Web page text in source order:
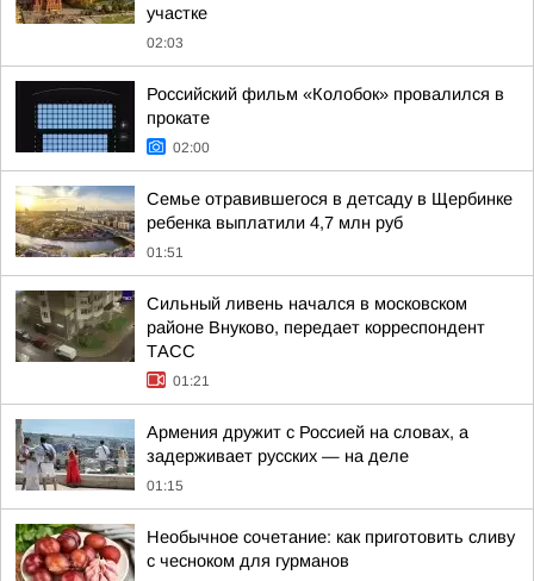
участке
02:03
Российский фильм «Колобок» провалился в
прокате
02:00
Семье отравившегося в детсаду в Щербинке
ребенка выплатили 4,7 млн руб
01:51
Сильный ливень начался в московском
районе Внуково, передает корреспондент
ТАСС
01:21
Армения дружит с Россией на словах, а
задерживает русских — на деле
01:15
Необычное сочетание: как приготовить сливу
с чесноком для гурманов